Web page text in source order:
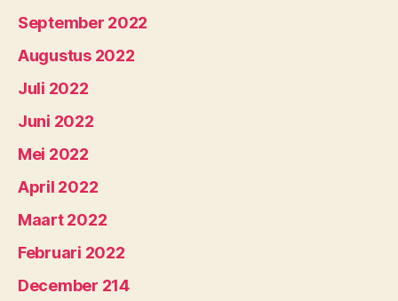
September 2022
Augustus 2022
Juli 2022
Juni 2022
Mei 2022
April 2022
Maart 2022
Februari 2022
December 214